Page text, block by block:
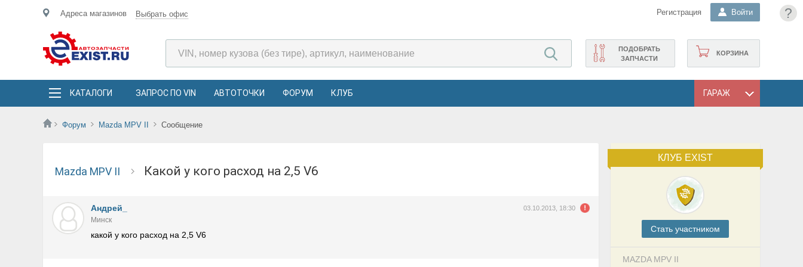
?
Адреса магазинов Выбрать офис Регистрация Войти
КОРЗИНА
ПОДОБРАТЬ
ЗАПЧАСТИ
КАТАЛОГИ ЗАПРОС ПО VIN АВТОТОЧКИ ФОРУМ КЛУБ ГАРАЖ
Форум Mazda MPV II Сообщение
КЛУБ EXIST
Cтать участником
MAZDA MPV II
Mazda MPV II какой у кого расход на 2,5 V6
Андрей_ 03.10.2013, 18:30
Минск
какой у кого расход на 2,5 V6